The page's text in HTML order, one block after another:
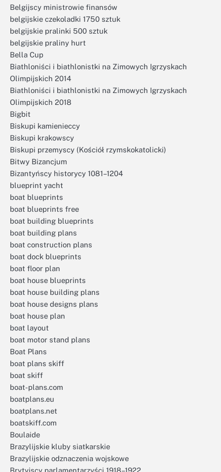
Belgijscy ministrowie finansów
belgijskie czekoladki 1750 sztuk
belgijskie pralinki 500 sztuk
belgijskie praliny hurt
Bella Cup
Biathloniści i biathlonistki na Zimowych Igrzyskach
Olimpijskich 2014
Biathloniści i biathlonistki na Zimowych Igrzyskach
Olimpijskich 2018
Bigbit
Biskupi kamienieccy
Biskupi krakowscy
Biskupi przemyscy (Kościół rzymskokatolicki)
Bitwy Bizancjum
Bizantyńscy historycy 1081–1204
blueprint yacht
boat blueprints
boat blueprints free
boat building blueprints
boat building plans
boat construction plans
boat dock blueprints
boat floor plan
boat house blueprints
boat house building plans
boat house designs plans
boat house plan
boat layout
boat motor stand plans
Boat Plans
boat plans skiff
boat skiff
boat-plans.com
boatplans.eu
boatplans.net
boatskiff.com
Boulaide
Brazylijskie kluby siatkarskie
Brazylijskie odznaczenia wojskowe
Brytyjscy parlamentarzyści 1918–1922